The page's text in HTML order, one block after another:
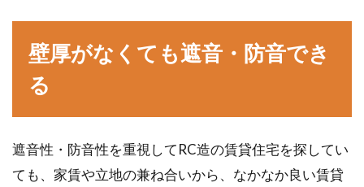
壁厚がなくても遮音・防音でき
る
遮音性・防音性を重視してRC造の賃貸住宅を探してい
ても、家賃や立地の兼ね合いから、なかなか良い賃貸